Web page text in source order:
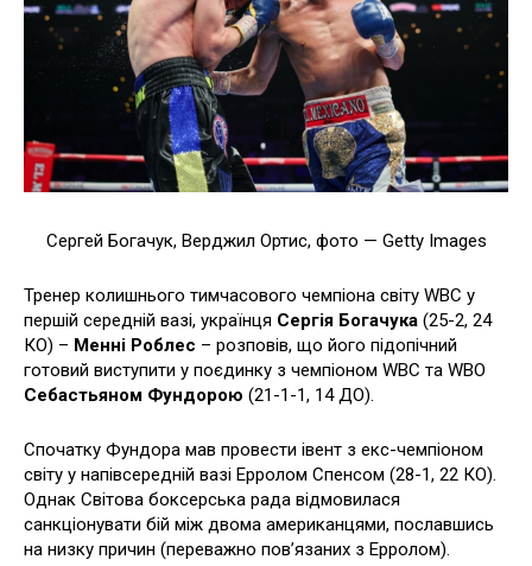
Сергей Богачук, Верджил Ортис, фото — Getty Images
Тренер колишнього тимчасового чемпіона світу WBC у
першій середній вазі, українця Сергія Богачука (25-2, 24
КО) – Менні Роблес – розповів, що його підопічний
готовий виступити у поєдинку з чемпіоном WBC та WBO
Себастьяном Фундорою (21-1-1, 14 ДО).
Спочатку Фундора мав провести івент з екс-чемпіоном
світу у напівсередній вазі Ерролом Спенсом (28-1, 22 КО).
Однак Світова боксерська рада відмовилася
санкціонувати бій між двома американцями, пославшись
на низку причин (переважно пов’язаних з Ерролом).